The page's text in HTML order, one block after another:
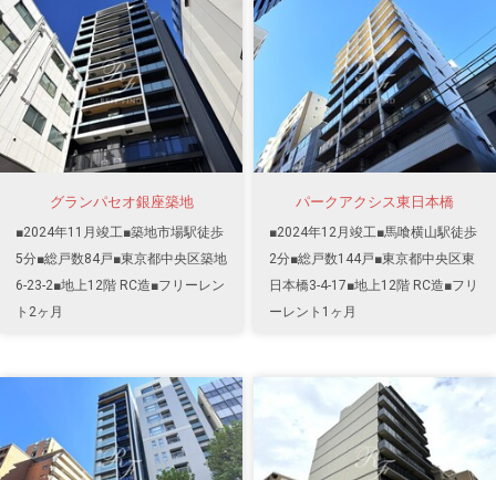
グランパセオ銀座築地
■2024年11月竣工■築地市場駅徒歩
5分■総戸数84戸■東京都中央区築地
6-23-2■地上12階 RC造■フリーレン
ト2ヶ月
パークアクシス東日本橋
■2024年12月竣工■馬喰横山駅徒歩
2分■総戸数144戸■東京都中央区東
日本橋3-4-17■地上12階 RC造■フリ
ーレント1ヶ月